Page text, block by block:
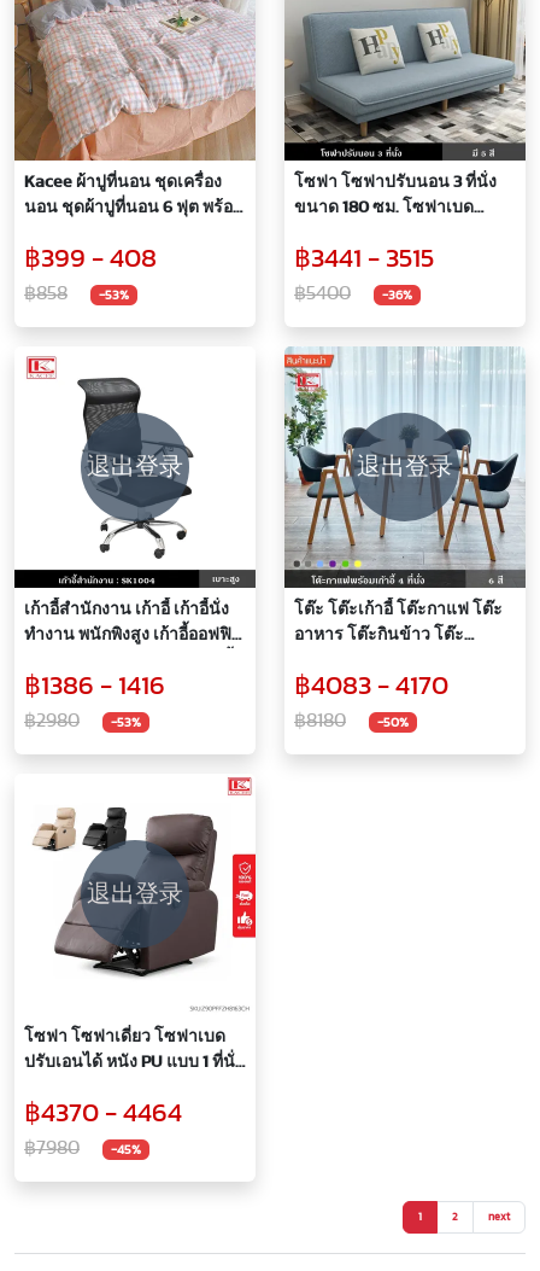
Kacee ผ้าปูที่นอน ชุดเครื่อง
นอน ชุดผ้าปูที่นอน 6 ฟุต พร้อม
฿399 - 408
฿858 -53%
โซฟา โซฟาปรับนอน 3 ที่นั่ง
ขนาด 180 ซม. โซฟาเบด
สมัย สีสันสดใส สวยงาม ปรับ
ได้ 3 ระดับ SOFA BED มี 5 สี
฿3441 - 3515
฿5400 -36%
退出登录
เก้าอี้สำนักงาน เก้าอี้ เก้าอี้นั่ง
ทำงาน พนักพิงสูง เก้าอี้ออฟฟิต
เขียนหนังสือ รับน้ำหนักได้ 150
กิโลกรัม
฿1386 - 1416
฿2980 -53%
退出登录
โต๊ะ โต๊ะเก้าอี้ โต๊ะกาแฟ โต๊ะ
อาหาร โต๊ะกินข้าว โต๊ะ
โต๊ะจิบกาแฟ พร้อมเก้าอี้ 4 ที่นั่ง
สวยงาม สไตล์นอร์ดิก
฿4083 - 4170
฿8180 -50%
退出登录
โซฟา โซฟาเดี่ยว โซฟาเบด
ปรับเอนได้ หนัง PU แบบ 1 ที่นั่ง
฿4370 - 4464
฿7980 -45%
1 2 next